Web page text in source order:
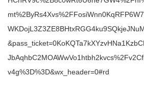
v4g%3D%3D&wx_header=0#rd